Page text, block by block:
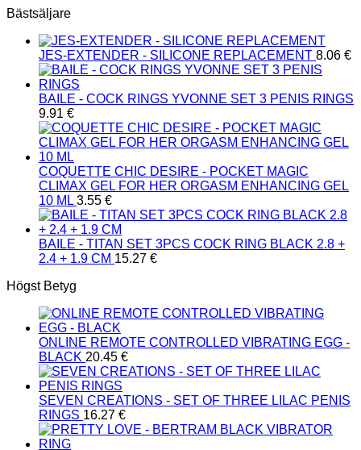
Bästsäljare
JES-EXTENDER - SILICONE REPLACEMENT 8.06 €
BAILE - COCK RINGS YVONNE SET 3 PENIS RINGS
9.91 €
COQUETTE CHIC DESIRE - POCKET MAGIC
CLIMAX GEL FOR HER ORGASM ENHANCING GEL
10 ML 3.55 €
BAILE - TITAN SET 3PCS COCK RING BLACK 2.8 +
2.4 + 1.9 CM 15.27 €
Högst Betyg
ONLINE REMOTE CONTROLLED VIBRATING EGG -
BLACK 20.45 €
SEVEN CREATIONS - SET OF THREE LILAC PENIS
RINGS 16.27 €